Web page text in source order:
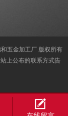
五金加工厂 版权所有
上公布的联系方式告